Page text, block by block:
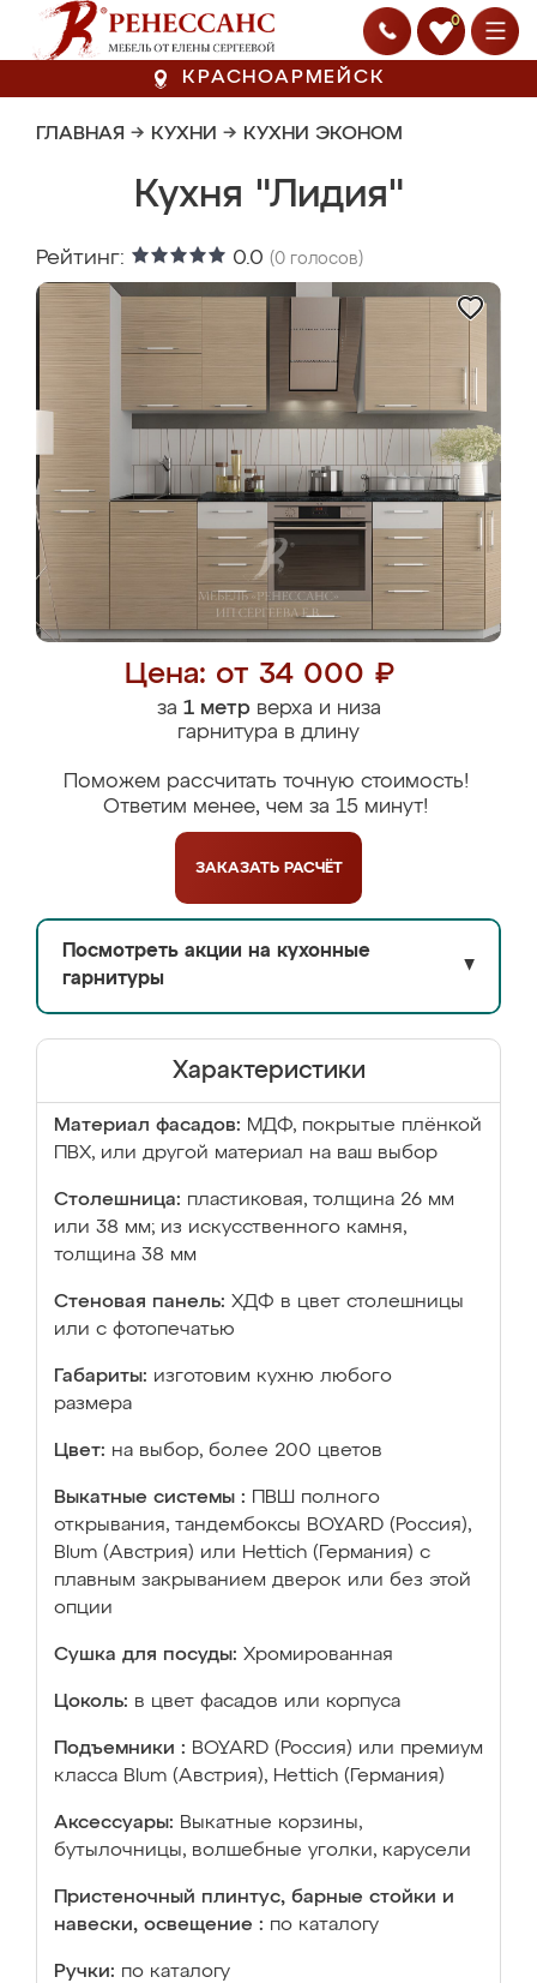
0
КРАСНОАРМЕЙСК
ГЛАВНАЯ → КУХНИ → КУХНИ ЭКОНОМ
Кухня "Лидия"
Рейтинг: 0.0 (0 голосов)
Цена: от 34 000 ₽
за 1 метрверха и низа
гарнитура в длину
Поможем рассчитать точную стоимость!
Ответим менее, чем за 15 минут!
ЗАКАЗАТЬ РАСЧЁТ
Посмотреть акции на кухонные
гарнитуры
▼
Характеристики
Материал фасадов: МДФ, покрытые плёнкой
ПВХ, или другой материал на ваш выбор
Столешница: пластиковая, толщина 26 мм
или 38 мм; из искусственного камня,
толщина 38 мм
Стеновая панель: ХДФ в цвет столешницы
или с фотопечатью
Габариты: изготовим кухню любого
размера
Цвет: на выбор, более 200 цветов
Выкатные системы :
ПВШ полного
открывания, тандембоксы BOYARD (Россия),
Blum (Австрия) или Hettich (Германия) с
плавным закрыванием дверок или без этой
опции
Сушка для посуды: Хромированная
Цоколь: в цвет фасадов или корпуса
Подъемники : BOYARD (Россия) или премиум
класса Blum (Австрия), Hettich (Германия)
Аксессуары: Выкатные корзины,
бутылочницы, волшебные уголки, карусели
Пристеночный плинтус, барные стойки и
навески, освещение : по каталогу
Ручки: по каталогу